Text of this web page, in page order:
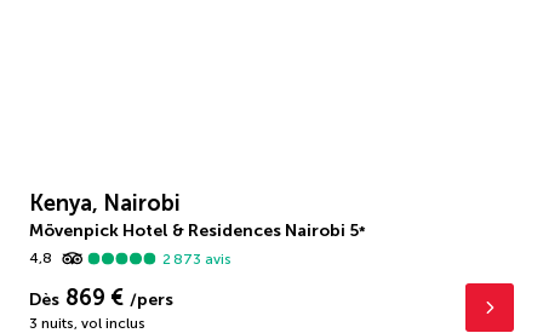
Kenya, Nairobi
Mövenpick Hotel & Residences Nairobi 5*
4,8
2 873 avis
Dès 869 € /pers
3 nuits, vol inclus